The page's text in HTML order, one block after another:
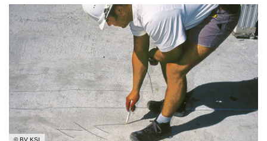
© BV KSI